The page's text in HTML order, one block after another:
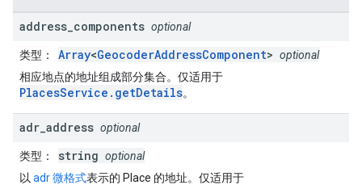
address components optional
类型 ： Array<GeocoderAddressComponent> optional
相应地点的地址组成部分集合。仅适用于
PlacesService.getDetails。
adr address optional
类型 ： string optional
以 adr 微格式表示的 Place 的地址。仅适用于